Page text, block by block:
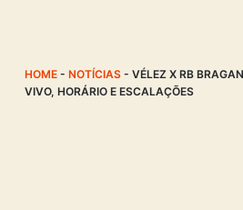
HOME- NOTÍCIAS- VÉLEZ X RB
VIVO, HORÁRIO E ESCALAÇÕES